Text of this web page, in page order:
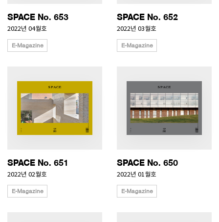
SPACE No. 653
2022년 04월호
E-Magazine
SPACE No. 652
2022년 03월호
E-Magazine
SPACE No. 651
2022년 02월호
E-Magazine
SPACE No. 650
2022년 01월호
E-Magazine